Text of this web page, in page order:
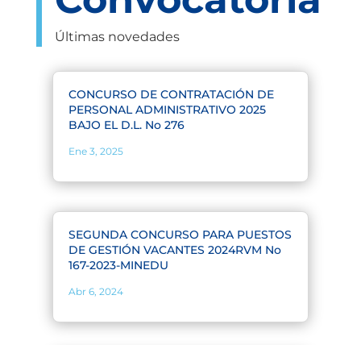
Últimas novedades
CONCURSO DE CONTRATACIÓN DE
PERSONAL ADMINISTRATIVO 2025
BAJO EL D.L. No 276
Ene 3, 2025
SEGUNDA CONCURSO PARA PUESTOS
DE GESTIÓN VACANTES 2024RVM No
167-2023-MINEDU
Abr 6, 2024